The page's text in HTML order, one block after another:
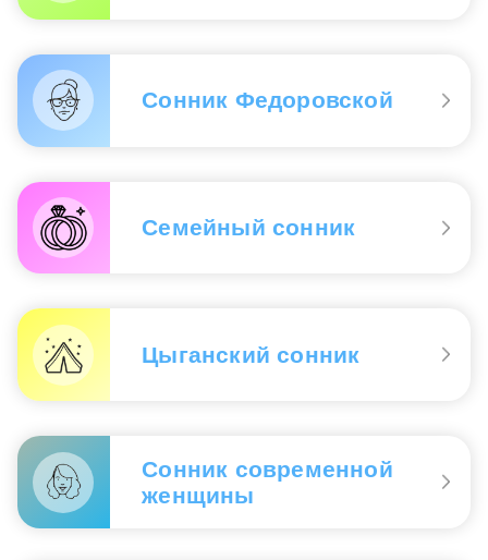
Сонник Федоровской
Семейный сонник
Цыганский сонник
Сонник современной
женщины